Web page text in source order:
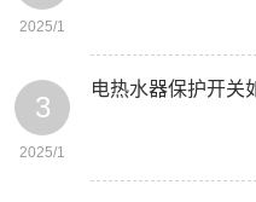
2025/1
3
2025/1